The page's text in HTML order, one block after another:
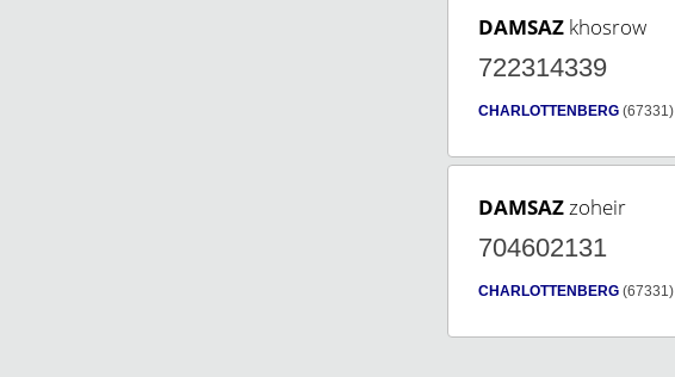
DAMSAZ khosrow
722314339
CHARLOTTENBERG (67331)
DAMSAZzoheir
704602131
CHARLOTTENBERG (67331)